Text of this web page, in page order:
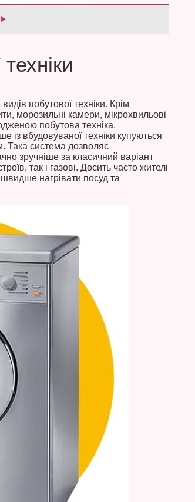
побутової техніки. Крім
морозильні камери, мікрохвильові
побутова техніка,
із вбудовуваної техніки купуються
Така система дозволяє
зручніше за класичний варіант
так і газові. Досить часто жителі
швидше нагрівати посуд та